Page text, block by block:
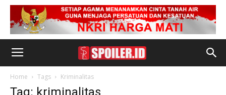
Home Tags Kriminalitas
Tag: kriminalitas